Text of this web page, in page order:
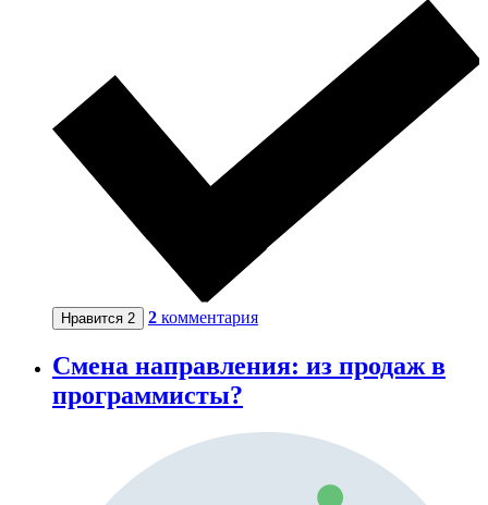
Нравится 2 2 комментария
Смена направления: из продаж в
программисты?